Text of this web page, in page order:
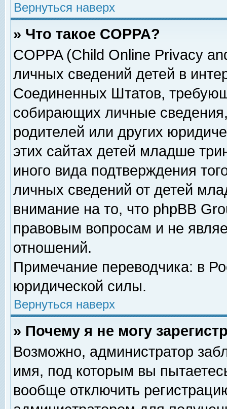
Вернуться наверх
» Что такое COPPA?
COPPA (Child Online Privacy
личных сведений детей в
Соединенных Штатов,
собирающих личные
родителей или других
этих сайтах детей младше
иного вида подтверждения
личных сведений от детей
внимание на то, что phpBB
правовым вопросам и не
отношений.
Примечание переводчика: в
юридической силы.
Вернуться наверх
» Почему я не могу
Возможно, администратор
имя, под которым вы
вообще отключить